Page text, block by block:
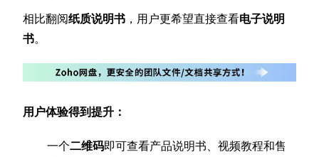
相比翻阅纸质说明书 ，用户更希望直接查看电子说明
书。
用户体验得到提升：
一个二维码即可查看产品说明书、视频教程和售